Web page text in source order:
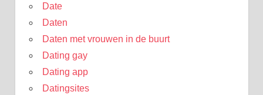
Date
Daten
Daten met vrouwen in de buurt
Dating gay
Dating app
Datingsites